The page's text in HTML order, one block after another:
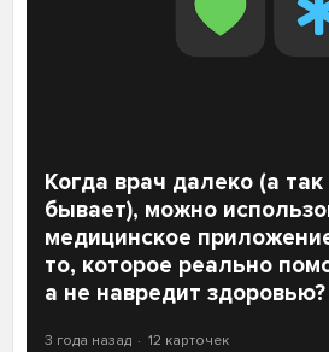
Когда врач далеко (а
бывает), можно
медицинское
то, которое реально
а не навредит здоровью?
3 года назад 12 карточек